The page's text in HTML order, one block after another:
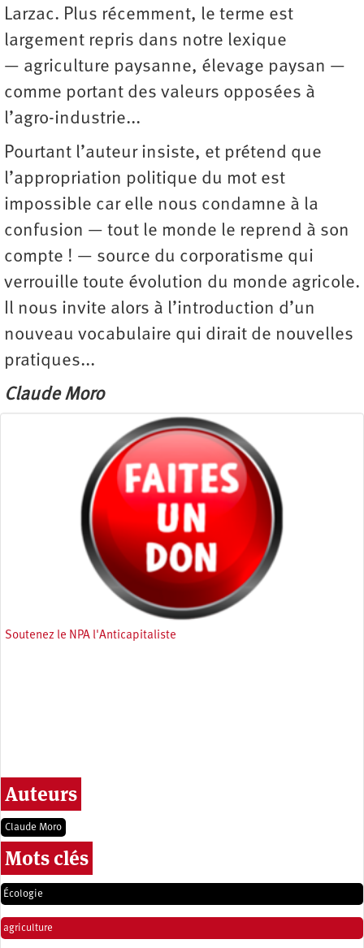
Larzac. Plus récemment, le terme est
largement repris dans notre lexique
— agriculture paysanne, élevage paysan —
comme portant des valeurs opposées à
l’agro-industrie...
Pourtant l’auteur insiste, et prétend que
l’appropriation politique du mot est
impossible car elle nous condamne à la
confusion — tout le monde le reprend à son
compte ! — source du corporatisme qui
verrouille toute évolution du monde agricole.
Il nous invite alors à l’introduction d’un
nouveau vocabulaire qui dirait de nouvelles
pratiques...
Claude Moro
Soutenez le NPA l'Anticapitaliste
Auteurs
Claude Moro
Mots clés
Écologie
agriculture